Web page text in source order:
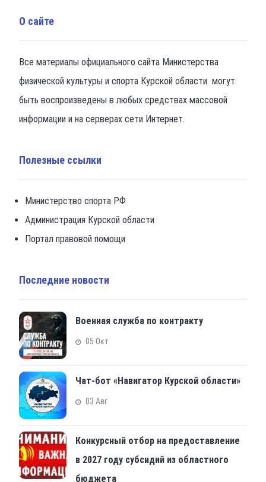
О сайте
Все материалы официального сайта Министерства
физической культуры и спорта Курской области могут
быть воспроизведены в любых средствах массовой
информации и на серверах сети Интернет.
Полезные ссылки
Министерство спорта РФ
Администрация Курской области
Портал правовой помощи
Последние новости
Военная служба по контракту
05 Окт
Чат-бот «Навигатор Курской области»
03 Авг
Конкурсный отбор на предоставление
в 2027 году субсидий из областного
бюджета